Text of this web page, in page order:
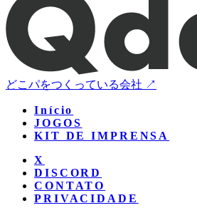
どこパをつくっている会社 ↗
Início
JOGOS
KIT DE IMPRENSA
X
DISCORD
CONTATO
PRIVACIDADE